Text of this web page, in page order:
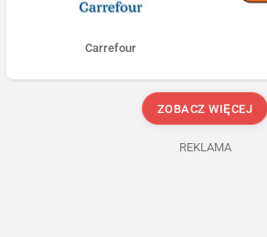
Carrefour
ZOBACZ WIĘCEJ
REKLAMA